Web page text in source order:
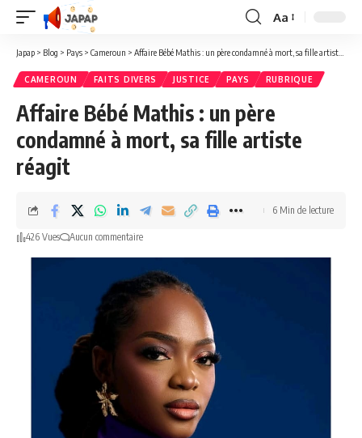
Redimensionner
Aa
Japap > Blog > Pays > Cameroun > Affaire Bébé Mathis : un père condamné à mort, sa fille artiste réagit
CAMEROUN FAITS DIVERS JUSTICE PAYS RUBRIQUE
Affaire Bébé Mathis : un père
condamné à mort, sa fille artiste
réagit
426 Vues Aucun commentaire
6 Min de lecture